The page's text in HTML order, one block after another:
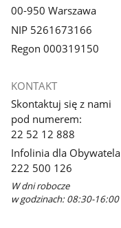
00-950 Warszawa
NIP 5261673166
Regon 000319150
KONTAKT
Skontaktuj się z nami
pod numerem:
22 52 12 888
Infolinia dla Obywatela
222 500 126
W dni robocze
w godzinach: 08:30-16:00